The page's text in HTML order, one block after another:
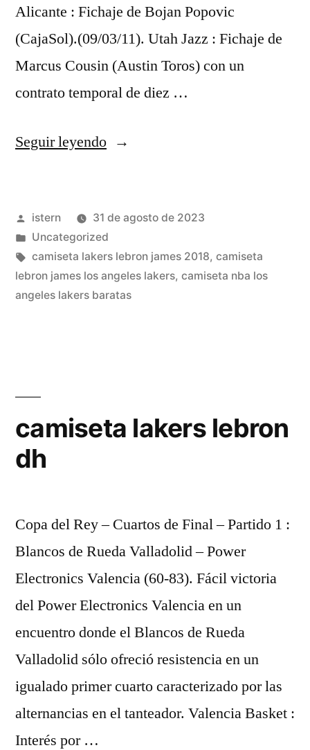
Alicante : Fichaje de Bojan Popovic
(CajaSol).(09/03/11). Utah Jazz : Fichaje de
Marcus Cousin (Austin Toros) con un
contrato temporal de diez …
Seguir leyendo«camiseta
Publicado
por
istern
31 de agosto de 2023
Publicado
en
Uncategorized
Etiquetas:
camiseta lakers lebron james 2018, camiseta
lebron james los angeles lakers, camiseta nba los
angeles lakers baratas
camiseta lakers lebron
dh
Copa del Rey – Cuartos de Final – Partido 1 :
Blancos de Rueda Valladolid – Power
Electronics Valencia (60-83). Fácil victoria
del Power Electronics Valencia en un
encuentro donde el Blancos de Rueda
Valladolid sólo ofreció resistencia en un
igualado primer cuarto caracterizado por las
alternancias en el tanteador. Valencia Basket :
Interés por …